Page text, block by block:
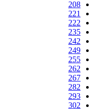
208
221
222
235
242
249
255
262
267
282
293
302